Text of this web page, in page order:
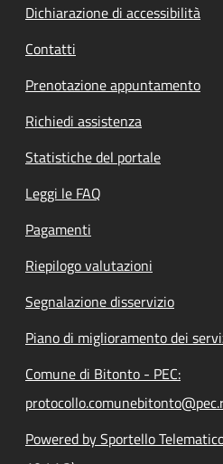
Dichiarazione di accessibilità
Contatti
Prenotazione appuntamento
Richiedi assistenza
Statistiche del portale
Leggi le FAQ
Pagamenti
Riepilogo valutazioni
Segnalazione disservizio
Piano di miglioramento dei
Comune di Bitonto - PEC:
Powered by Sportello